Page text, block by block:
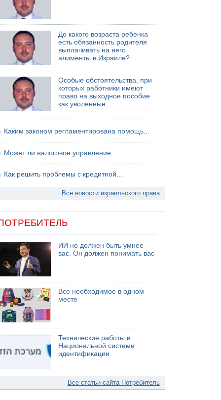
До какого возраста ребенка
есть обязанность родителя
выплачивать на него
алименты в Израиле?
Особые обстоятельства, при
которых работники имеют
право на выходное пособие
как уволенные
Каким законом регламентирована помощь...
Может ли налоговое управление...
Как решить проблемы с кредитной...
Все новости израильского права
ИИ не должен быть умнее
вас. Он должен понимать вас
Все необходимое в одном
месте
Технические работы в
Национальной системе
идентификации
Все статьи сайта Потребитель